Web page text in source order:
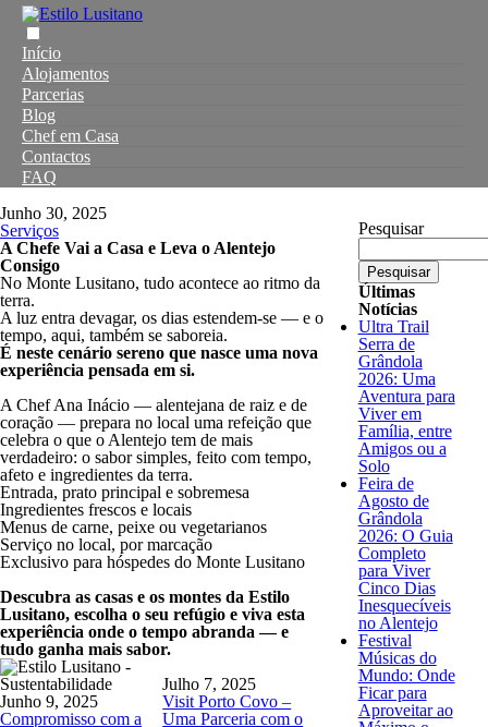
Início
Alojamentos
Parcerias
Blog
Chef em Casa
Contactos
FAQ
Junho 30, 2025
Serviços
A Chefe Vai a Casa e Leva o Alentejo
Consigo
No Monte Lusitano, tudo acontece ao ritmo da
terra.
A luz entra devagar, os dias estendem-se — e o
tempo, aqui, também se saboreia.
É neste cenário sereno que nasce uma nova
experiência pensada em si.
A Chef Ana Inácio — alentejana de raiz e de
coração — prepara no local uma refeição que
celebra o que o Alentejo tem de mais
verdadeiro: o sabor simples, feito com tempo,
afeto e ingredientes da terra.
Entrada, prato principal e sobremesa
Ingredientes frescos e locais
Menus de carne, peixe ou vegetarianos
Serviço no local, por marcação
Exclusivo para hóspedes do Monte Lusitano
Descubra as casas e os montes da Estilo
Lusitano, escolha o seu refúgio e viva esta
experiência onde o tempo abranda — e
tudo ganha mais sabor.
Junho 9, 2025
Compromisso com a
Julho 7, 2025
Visit Porto Covo –
Uma Parceria com o
Pesquisar
Pesquisar
Últimas
Notícias
Ultra Trail
Serra de
Grândola
2026: Uma
Aventura para
Viver em
Família, entre
Amigos ou a
Solo
Feira de
Agosto de
Grândola
2026: O Guia
Completo
para Viver
Cinco Dias
Inesquecíveis
no Alentejo
Festival
Músicas do
Mundo: Onde
Ficar para
Aproveitar ao